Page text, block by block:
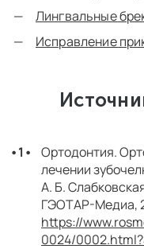
Лингвальные
Исправление
Ортодонтия.
лечении
А. Б.
ГЭОТАР-Медиа,
https://
0024/